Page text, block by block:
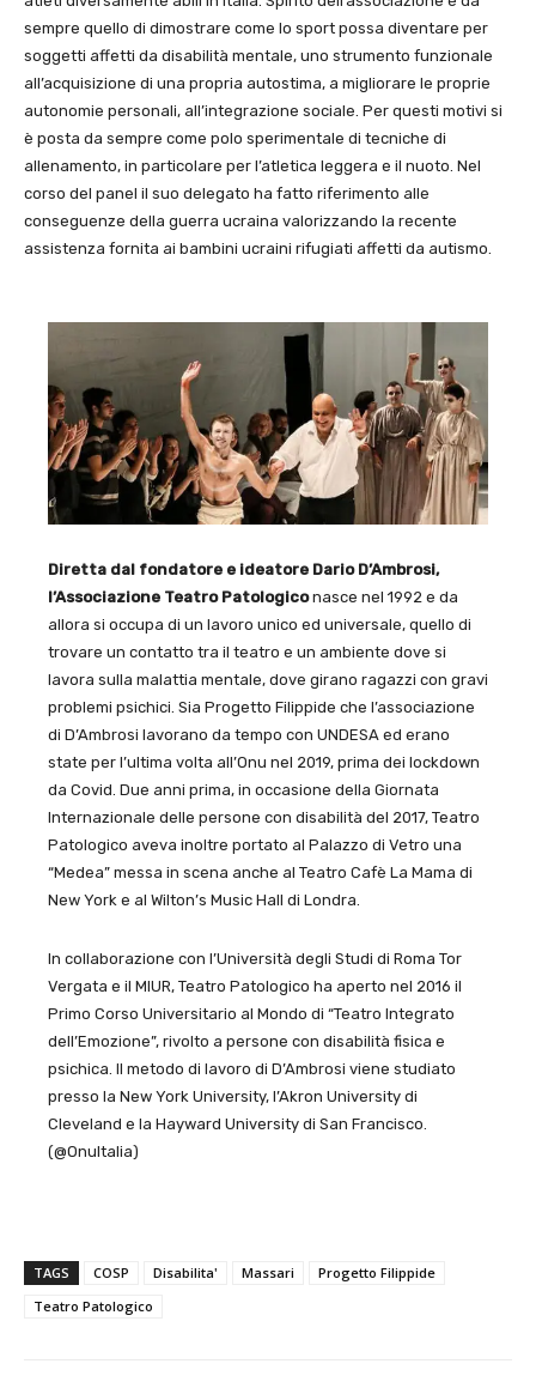
sempre quello di dimostrare come lo sport possa diventare per
soggetti affetti da disabilità mentale, uno strumento funzionale
all’acquisizione di una propria autostima, a migliorare le proprie
autonomie personali, all’integrazione sociale. Per questi motivi si
è posta da sempre come polo sperimentale di tecniche di
allenamento, in particolare per l’atletica leggera e il nuoto. Nel
corso del panel il suo delegato ha fatto riferimento alle
conseguenze della guerra ucraina valorizzando la recente
assistenza fornita ai bambini ucraini rifugiati affetti da autismo.
Diretta dal fondatore e ideatore Dario D’Ambrosi,
l’Associazione Teatro Patologiconasce nel 1992 e da
allora si occupa di un lavoro unico ed universale, quello di
trovare un contatto tra il teatro e un ambiente dove si
lavora sulla malattia mentale, dove girano ragazzi con gravi
problemi psichici. Sia Progetto Filippide che l’associazione
di D’Ambrosi lavorano da tempo con UNDESA ed erano
state per l’ultima volta all’Onu nel 2019, prima dei lockdown
da Covid. Due anni prima, in occasione della Giornata
Internazionale delle persone con disabilità del 2017, Teatro
Patologico aveva inoltre portato al Palazzo di Vetro una
“Medea” messa in scena anche al Teatro Cafè La Mama di
New York e al Wilton’s Music Hall di Londra.
In collaborazione con l’Università degli Studi di Roma Tor
Vergata e il MIUR, Teatro Patologico ha aperto nel 2016 il
Primo Corso Universitario al Mondo di “Teatro Integrato
dell’Emozione”, rivolto a persone con disabilità fisica e
psichica. Il metodo di lavoro di D’Ambrosi viene studiato
presso la New York University, l’Akron University di
Cleveland e la Hayward University di San Francisco.
(@OnuItalia)
TAGS COSP Disabilita' Massari
Progetto Filippide
Teatro Patologico